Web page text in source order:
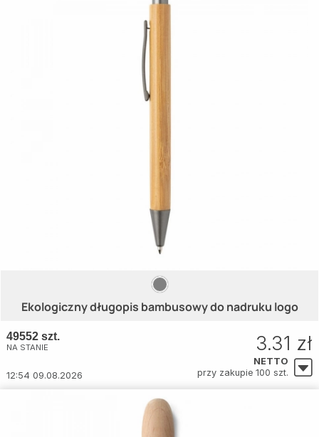
Ekologiczny długopis bambusowy do nadruku logo
49552 szt.
NA STANIE
12:54 09.08.2026
3.31 zł
NETTO
przy zakupie 100 szt.